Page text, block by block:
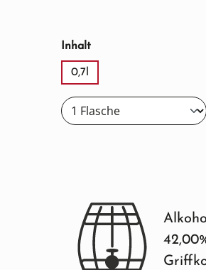
Inhaltauswählen
0,7l